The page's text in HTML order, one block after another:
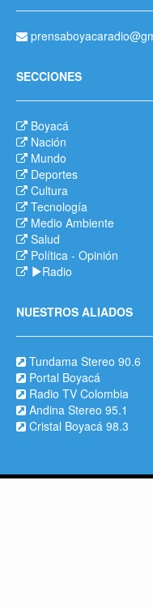
SECCIONES
Boyacá
Nación
Mundo
Deportes
Cultura
Tecnología
Medio Ambiente
Salud
Política - Opinión
Radio
NUESTROS ALIADOS
Tundama Stereo 90.6
Portal Boyacá
Radio TV Colombia
Andina Stereo 95.1
Cristal Boyacá 98.3